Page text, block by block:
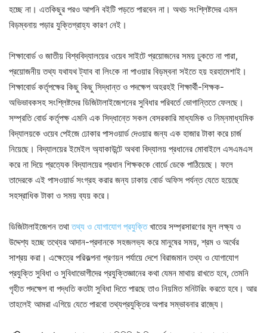
হচ্ছে না। এতকিছুর পরও আপনি বইটি পড়তে পারবেন না। অথচ সংশ্লিষ্টদের এমন
বিড়ম্বনায় পড়ার যুক্তিগ্রাহ্য কারণ নেই।
শিক্ষাবোর্ড ও জাতীয় বিশ্ববিদ্যালয়ের ওয়েব সাইটে প্রয়োজনের সময় ঢুকতে না পারা,
প্রয়োজনীয় তথ্য যথাযথ ট্যাব বা লিংকে না পাওয়ার বিড়ম্বনা সইতে হয় হরহামেশাই।
শিক্ষাবোর্ড কর্তৃপক্ষের কিছু কিছু সিদ্ধান্ত ও পদক্ষেপ অহরহই শিক্ষার্থী-শিক্ষক-
অভিভাবকসহ সংশ্লিষ্টদের ডিজিটালাইজেশনের সুবিধার পরিবর্তে ভোগান্তিতে ফেলছে।
সম্প্রতি বোর্ড কর্তৃপক্ষ এমনি এক সিদ্ধান্তে সকল বেসরকারি মাধ্যমিক ও নিম্নমাধ্যমিক
বিদ্যালয়কে ওয়েব পেইজে ঢোকার পাসওয়ার্ড দেওয়ার জন্য এক হাজার টাকা করে চার্জ
নিয়েছে। বিদ্যালয়ের ইমেইল অ্যাকাউন্টে অথবা বিদ্যালয় প্রধানের মোবাইলে এসএমএস
করে না দিয়ে প্রত্যেক বিদ্যালয়ের প্রধান শিক্ষককে বোর্ডে ডেকে পাঠিয়েছে। ফলে
তাদেরকে এই পাসওয়ার্ড সংগ্রহ করার জন্য ঢাকায় বোর্ড অফিস পর্যন্ত যেতে হয়েছে
সহস্রাধিক টাকা ও সময় ব্যয় করে।
ডিজিটালাইজেশন তথাতথ্য ও যোগাযোগ প্রযুক্তিখাতের সম্প্রসারণের মূল লক্ষ্য ও
উদ্দেশ্য হচ্ছে তথ্যের আদান-প্রদানকে সহজলভ্য করে মানুষের সময়, শ্রম ও অর্থের
সাশ্রয় করা। এক্ষেত্রে পরিকল্পনা প্রণয়ন পর্যায়ে দেশে বিরাজমান তথ্য ও যোগাযোগ
প্রযুক্তি সুবিধা ও সুবিধাভোগীদের প্রযুক্তিজ্ঞানের কথা যেমন মাথায় রাখতে হবে, তেমনি
গৃহীত পদক্ষেপ বা পদ্ধতি কতটা সুবিধা দিতে পারছে তাও নিয়মিত মনিটরিং করতে হবে। আর
তাহলেই আমরা এগিয়ে যেতে পারবো তথ্যপ্রযুক্তির অপার সম্ভাবনার রাজ্যে।